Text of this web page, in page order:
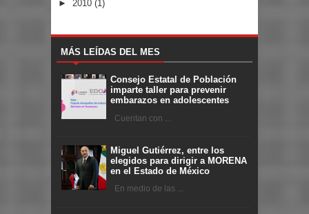
► 2010 (1)
MÁS LEÍDAS DEL MES
Consejo Estatal de Población
imparte taller para prevenir
embarazos en adolescentes
Cuentan con ...
Miguel Gutiérrez, entre los
elegidos para dirigir a MORENA
en el Estado de México
En medio de las ...